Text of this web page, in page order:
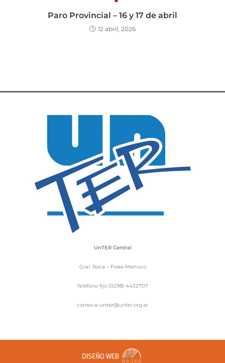
Paro Provincial – 16 y 17 de abril
12 abril, 2026
UnTER Central
Gral. Roca – Fiske Menuco
Teléfono fijo (0298) 4432707
correo-e unter@unter.org.ar